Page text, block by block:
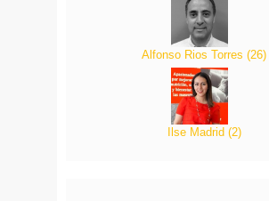
Alfonso Rios Torres (26)
Ilse Madrid (2)